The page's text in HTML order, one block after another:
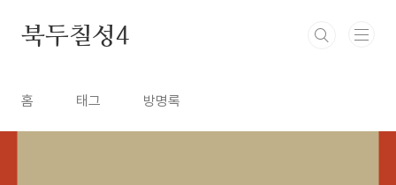
북두칠성4
홈 태그 방명록